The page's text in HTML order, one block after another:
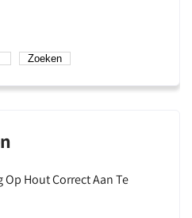
Zoeken
Hout Correct Aan Te